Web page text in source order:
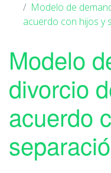
Modelo de
acuerdo con hijos y
Modelo
divorcio
acuerdo